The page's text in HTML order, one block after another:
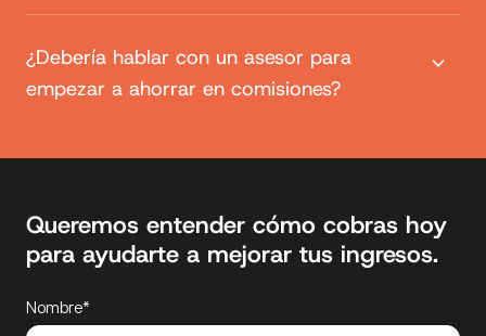
¿Debería hablar con un asesor para
empezar a ahorrar en comisiones?
Queremos entender cómo cobras hoy
para ayudarte a mejorar tus ingresos.
Nombre*